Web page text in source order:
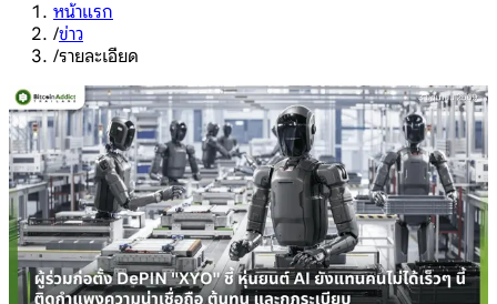
หน้าแรก
/ข่าว
/รายละเอียด